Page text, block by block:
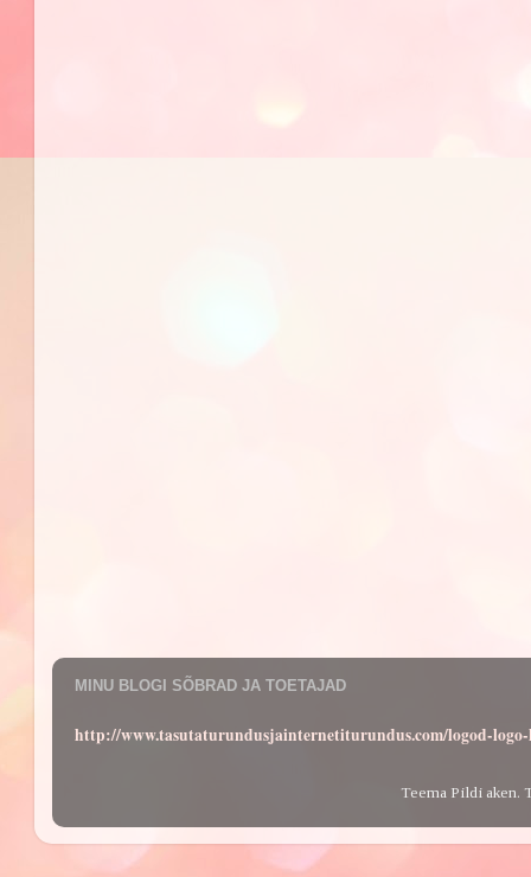
MINU BLOGI SÕBRAD JA TOETAJAD
http://www.tasutaturundusjainternetiturundus.com/logod-
Teema Pildi aken.